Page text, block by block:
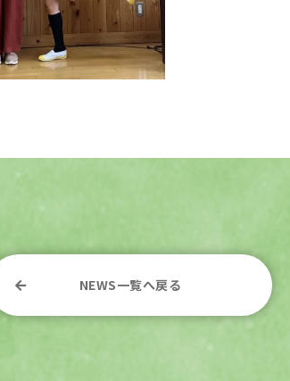
NEWS一覧へ戻る